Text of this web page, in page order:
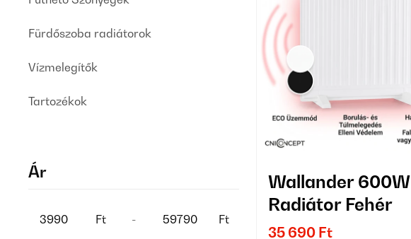
Fürdőszoba radiátorok
Vízmelegítők
Tartozékok
Ár
Ft - Ft
Wallander 600W
Radiátor Fehér
35 690 Ft